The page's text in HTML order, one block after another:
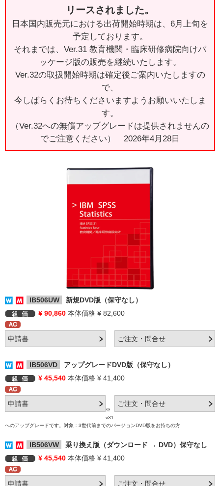
リースされました。
日本国内販売元における出荷開始時期は、6月上旬を
予定しております。
それまでは、Ver.31 教育機関・臨床研修病院向けパ
ッケージ版の販売を継続いたします。
Ver.32の取扱開始時期は確定後ご案内いたしますの
で、
今しばらくお待ちくださいますようお願いいたしま
す。
（Ver.32への無償アップグレードは提供されませんの
でご注意ください） 2026年4月28日
IB506UW
新規DVD版（保守なし）
¥ 90,860 本体価格 ¥ 82,600
IB506VD
アップグレードDVD版（保守なし）
¥ 45,540 本体価格 ¥ 41,400
※
v31
へのアップグレードです。対象：3世代前までのバージョンDVD版をお持ちの方
IB506VW
乗り換え版（ダウンロード → DVD）保守なし
¥ 45,540 本体価格 ¥ 41,400